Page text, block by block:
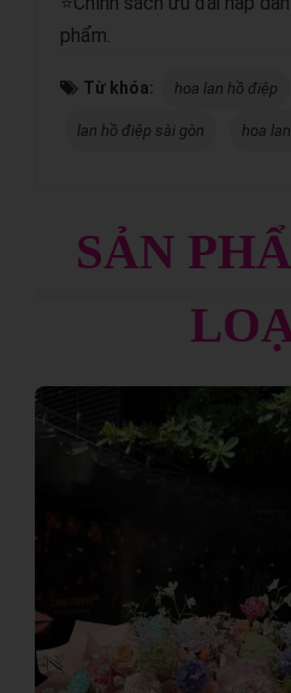
phẩm.
Từ khóa: hoa lan hồ điệp
lan hồ điệp sài gòn hoa
SẢN